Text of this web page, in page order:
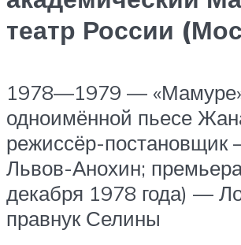
театр России
1978—1979 —
одноимённой пьесе
режиссёр-
Львов-Анохин;
декабря 1978 года) —
правнук Селины